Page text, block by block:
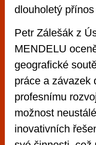
dlouholetý
Petr Zálešák z
MENDELU
geografické
práce a závazek
profesnímu
možnost
inovativních